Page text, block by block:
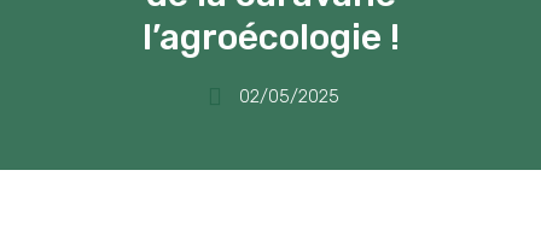
l’agroécologie !
02/05/2025